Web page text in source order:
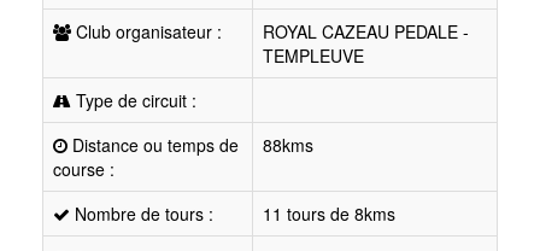
Club organisateur :
ROYAL CAZEAU PEDALE -
TEMPLEUVE
Type de circuit :
Distance ou temps de
course :
88kms
Nombre de tours :
11 tours de 8kms